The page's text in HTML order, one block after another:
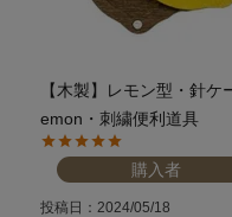
【木製】レモン型・針
emon・刺繍便利道具
購入者
投稿日 2024/05/18